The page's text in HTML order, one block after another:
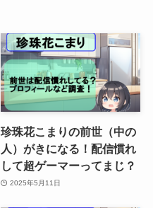
珍珠花こまりの前世（中の
人）がきになる！配信慣れ
して超ゲーマーってまじ？
2025年5月11日